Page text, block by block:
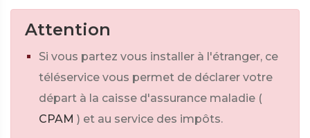
Attention
Si vous partez vous installer à l'étranger, ce
téléservice vous permet de déclarer votre
départ à la caisse d'assurance maladie (
CPAM ) et au service des impôts.